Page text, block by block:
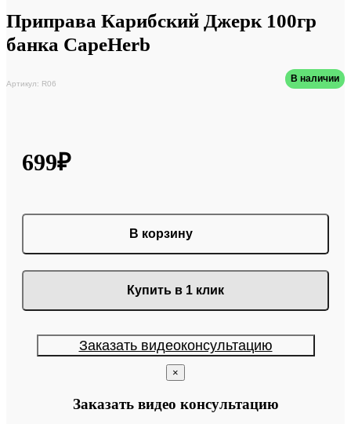
Приправа Карибский Джерк 100гр
банка CapeHerb
Артикул: R06 В наличии
699₽
В корзину
Купить в 1 клик
Заказать видеоконсультацию
×
Заказать видео консультацию